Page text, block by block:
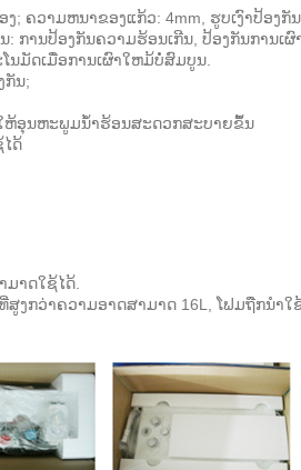
; ຄວາມຫນາຂອງແກ້ວ: 4mm, ຮູບເງົາປ້ອງກັ
ການປ້ອງກັນຄວາມຮ້ອນເກີນ, ປ້ອງກັນການເ
ນມັດເມື່ອການເຜົາໃຫມ້ບໍ່ສົມບູນ.
ກັນ;
ຫ້ອຸນຫະພູມນ້ຳຮ້ອນສະດວກສະບາຍຂຶ້ນ
ດ້
ມາດໃຊ້ໄດ້.
ງກວ່າຄວາມອາດສາມາດ 16L, ໂຟມຖືກນໍາ